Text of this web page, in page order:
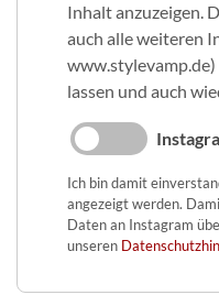
Inhalt anzuzeigen.
auch alle weiteren
lassen und auch
Ich bin damit
angezeigt werden.
Daten an Instagram
unseren